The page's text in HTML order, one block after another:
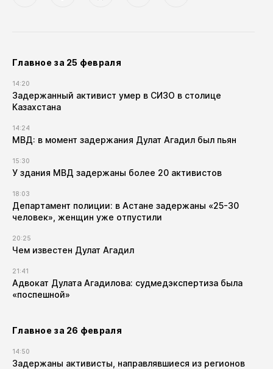
Главное за 25 февраля
14:20
Задержанный активист умер в СИЗО в столице
Казахстана
14:24
МВД: в момент задержания Дулат Агадил был пьян
15:30
У здания МВД задержаны более 20 активистов
18:03
Департамент полиции: в Астане задержаны «25-30
человек», женщин уже отпустили
20:25
Чем известен Дулат Агадил​
21:41
Адвокат Дулата Агадилова: судмедэкспертиза была
«поспешной»
Главное за 26 февраля
14:50
Задержаны активисты, направлявшиеся из регионов